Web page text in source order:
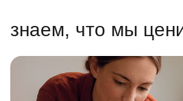
знаем, что мы